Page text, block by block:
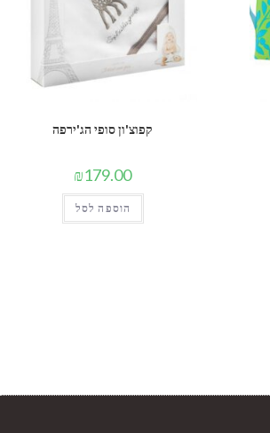
קפוצ'ון סופי הג'ירפה
₪179.00
הוספה לסל